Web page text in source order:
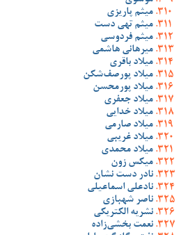
میثم پاریزی
میثم تهی دست
میثم فردوسی
میرهانی هاشمی
میلاد باقری
میلاد پورصف‌شکن
میلاد پورمحسن
میلاد جعفری
میلاد خدایی
میلاد صارمی
میلاد غریبی
میلاد محمدی
میکس زون
نادر دست نشان
نادعلی اسماعیلی
ناصر شهبازی
نشریه الکتریکی
نعمت بخشی‌زاده